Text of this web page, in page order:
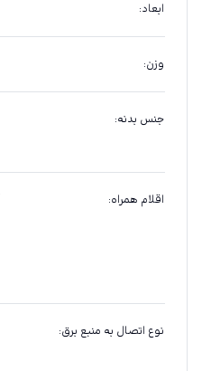
ابعاد:
وزن:
جنس بدنه:
اقلام همراه:
نوع اتصال به منبع برق: